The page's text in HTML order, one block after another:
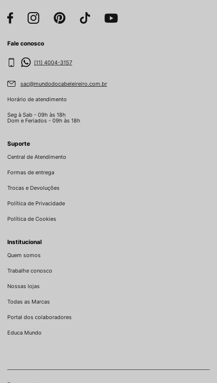
Fale conosco
(11) 4004-3157
sac@mundodocabeleireiro.com.br
Horário de atendimento
Seg à Sab - 09h às 18h
Dom e Feriados - 09h às 18h
Suporte
Central de Atendimento
Formas de entrega
Trocas e Devoluções
Política de Privacidade
Política de Cookies
Institucional
Quem somos
Trabalhe conosco
Nossas lojas
Todas as Marcas
Portal dos colaboradores
Educa Mundo